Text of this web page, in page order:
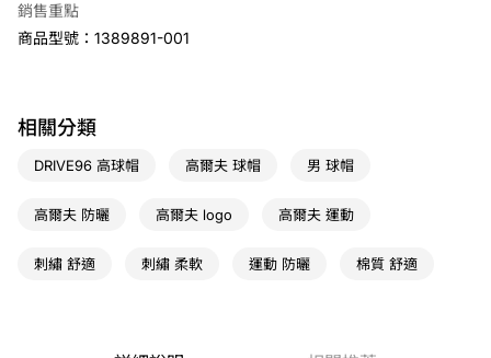
7-11取貨(快速到店)
免運費
免運費
銷售重點
商品型號：1389891-001
相關分類
DRIVE96 高球帽 高爾夫 球帽 男 球帽
高爾夫 防曬 高爾夫 logo 高爾夫 運動
刺繡 舒適 刺繡 柔軟 運動 防曬 棉質 舒適